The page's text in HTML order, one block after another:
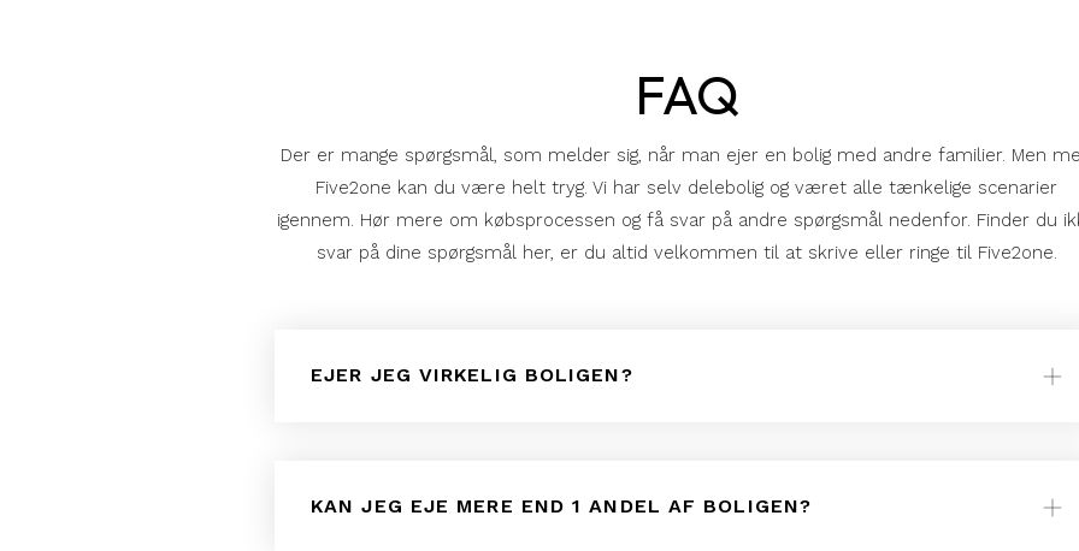
FAQ
Der er mange spørgsmål, som melder sig, når man ejer en bolig med andre familier. Men
Five2one kan du være helt tryg. Vi har selv delebolig og været alle tænkelige scenarier
igennem. Hør mere om købsprocessen og få svar på andre spørgsmål nedenfor. Finder du
svar på dine spørgsmål her, er du altid velkommen til at skrive eller ringe til Five2one.
EJER JEG VIRKELIG BOLIGEN?
KAN JEG EJE MERE END 1 ANDEL AF BOLIGEN?